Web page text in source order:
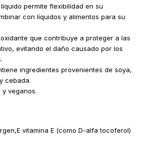
permite flexibilidad en su
con líquidos y alimentos para su
que contribuye a proteger a las
evitando el daño causado por los
ingredientes provenientes de soya,
cebada.
veganos.
vitamina E (como D-alfa tocoferol)